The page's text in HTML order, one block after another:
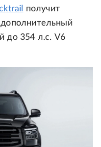
получит
до 354 л.с. V6